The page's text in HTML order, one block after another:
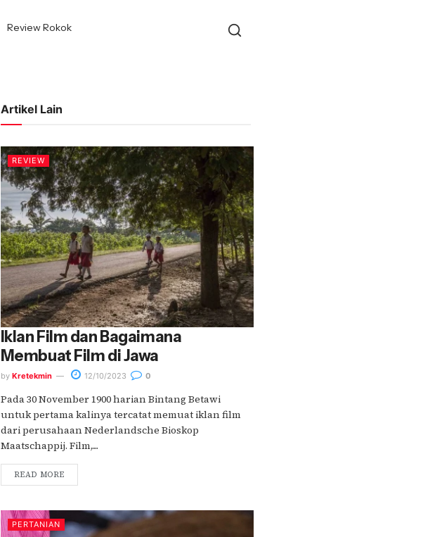
Review Rokok
Artikel Lain
REVIEW
Iklan Film dan Bagaimana
Membuat Film di Jawa
by Kretekmin 12/10/2023 0
Pada 30 November 1900 harian Bintang Betawi
untuk pertama kalinya tercatat memuat iklan film
dari perusahaan Nederlandsche Bioskop
Maatschappij. Film,....
READ MORE
PERTANIAN